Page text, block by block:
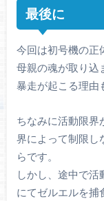
最後に
今回は初号機の正
母親の魂が取り込
暴走が起こる理由
ちなみに活動限界
界によって制限し
らです。
しかし、途中で
にてゼルエルを捕